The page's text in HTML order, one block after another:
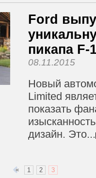
Ford
пикапа F-
08.11.2015
Новый
Limited
показать
дизайн. Это...
« 1 2 3